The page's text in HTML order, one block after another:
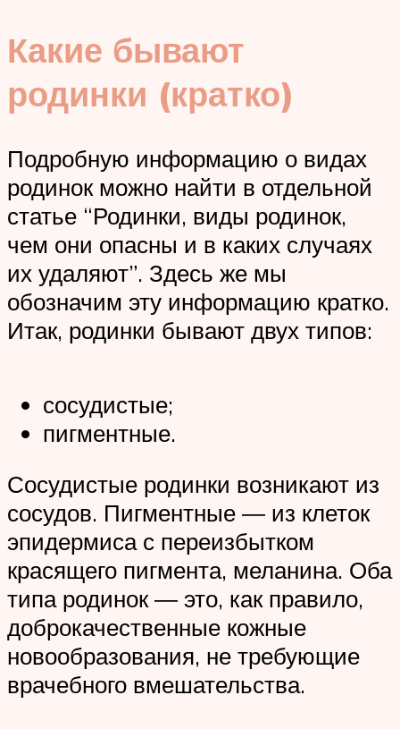
Какие бывают
родинки (кратко)
Подробную информацию о видах
родинок можно найти в отдельной
статье “Родинки, виды родинок,
чем они опасны и в каких случаях
их удаляют”. Здесь же мы
обозначим эту информацию кратко.
Итак, родинки бывают двух типов:
сосудистые;
пигментные.
Сосудистые родинки возникают из
сосудов. Пигментные ― из клеток
эпидермиса с переизбытком
красящего пигмента, меланина. Оба
типа родинок ― это, как правило,
доброкачественные кожные
новообразования, не требующие
врачебного вмешательства.